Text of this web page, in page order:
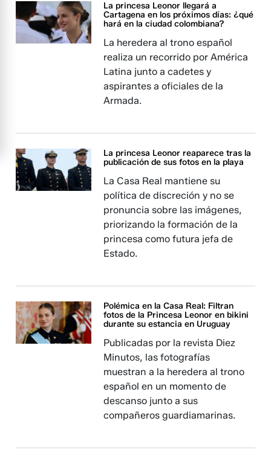
La princesa Leonor llegará a
Cartagena en los próximos días: ¿qué
hará en la ciudad colombiana?
La heredera al trono español
realiza un recorrido por América
Latina junto a cadetes y
aspirantes a oficiales de la
Armada.
La princesa Leonor reaparece tras la
publicación de sus fotos en la playa
La Casa Real mantiene su
política de discreción y no se
pronuncia sobre las imágenes,
priorizando la formación de la
princesa como futura jefa de
Estado.
Polémica en la Casa Real: Filtran
fotos de la Princesa Leonor en bikini
durante su estancia en Uruguay
Publicadas por la revista Diez
Minutos, las fotografías
muestran a la heredera al trono
español en un momento de
descanso junto a sus
compañeros guardiamarinas.